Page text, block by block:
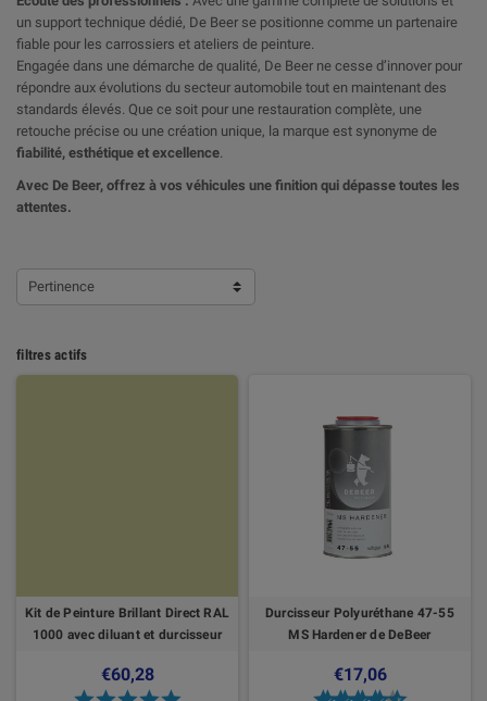
un support technique dédié, De Beer se positionne comme un partenaire
fiable pour les carrossiers et ateliers de peinture.
Engagée dans une démarche de qualité, De Beer ne cesse d’innover pour
répondre aux évolutions du secteur automobile tout en maintenant des
standards élevés. Que ce soit pour une restauration complète, une
retouche précise ou une création unique, la marque est synonyme de
fiabilité, esthétique et excellence.
Avec De Beer, offrez à vos véhicules une finition qui dépasse toutes les
attentes.
Pertinence
filtres actifs
Kit de Peinture Brillant Direct RAL
1000 avec diluant et durcisseur
€60,28
Durcisseur Polyuréthane 47-55
MS Hardener de DeBeer
€17,06